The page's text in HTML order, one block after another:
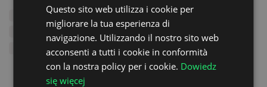
GERMAN
UKRAINIAN
SPANISH
Questo sito web utilizza i cookie per
migliorare la tua esperienza di
navigazione. Utilizzando il nostro sito web
acconsenti a tutti i cookie in conformità
con la nostra policy per i cookie. Dowiedz
się więcej